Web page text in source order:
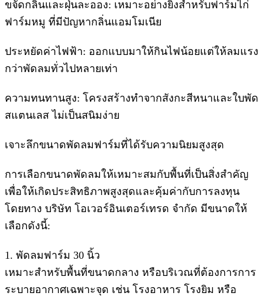
ขจัดกลิ่นและฝุ่นละออง: เหมาะอย่างยิ่งสำหรับฟาร์มไก่
ฟาร์มหมู ที่มีปัญหากลิ่นแอมโมเนีย
ประหยัดค่าไฟฟ้า: ออกแบบมาให้กินไฟน้อยแต่ให้ลมแรง
กว่าพัดลมทั่วไปหลายเท่า
ความทนทานสูง: โครงสร้างทำจากสังกะสีหนาและใบพัด
สแตนเลส ไม่เป็นสนิมง่าย
เจาะลึกขนาดพัดลมฟาร์มที่ได้รับความนิยมสูงสุด
การเลือกขนาดพัดลมให้เหมาะสมกับพื้นที่เป็นสิ่งสำคัญ
เพื่อให้เกิดประสิทธิภาพสูงสุดและคุ้มค่ากับการลงทุน
โดยทาง บริษัท โอเวอร์อินเตอร์เทรด จำกัด มีขนาดให้
เลือกดังนี้:
1. พัดลมฟาร์ม 30 นิ้ว
เหมาะสำหรับพื้นที่ขนาดกลาง หรือบริเวณที่ต้องการการ
ระบายอากาศเฉพาะจุด เช่น โรงอาหาร โรงยิม หรือ